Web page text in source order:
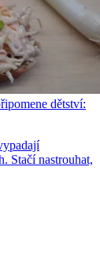
dětství:
Stačí nastrouhat,